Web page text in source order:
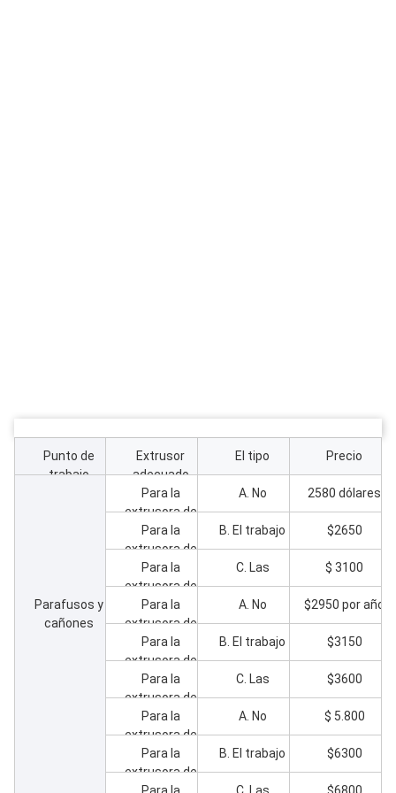
Punto de
trabajo
Extrusor
adecuado
El tipo Precio
Parafusos y
cañones
Para la
extrusora de
tornillos
gemelos
cónicos
ZS55/120
A. No 2580 dólares
Para la
extrusora de
tornillos
gemelos
cónicos
ZS55/120
B. El trabajo $2650
Para la
extrusora de
tornillos
gemelos
cónicos
ZS55/120
C. Las $ 3100
Para la
extrusora de
tornillos
gemelos
cónicos
ZS65/132
A. No $2950 por año
Para la
extrusora de
tornillos
gemelos
cónicos
ZS65/132
B. El trabajo $3150
Para la
extrusora de
tornillos
gemelos
cónicos
ZS65/132
C. Las $3600
Para la
extrusora de
tornillos
gemelos
A. No $ 5.800
Para la
extrusora de
B. El trabajo $6300